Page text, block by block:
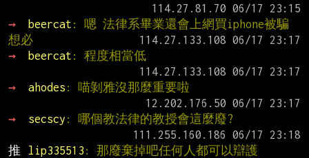
→
beercat : 嗯 法律系畢業還會上網買iphone被騙
想必
→
beercat : 程度相當低
→
ahodes : 喵剝雅沒那麼重要啦
→
secscy : 哪個教法律的教授會這麼廢?
推
lip335513 : 那廢棄掉吧任何人都可以辯護